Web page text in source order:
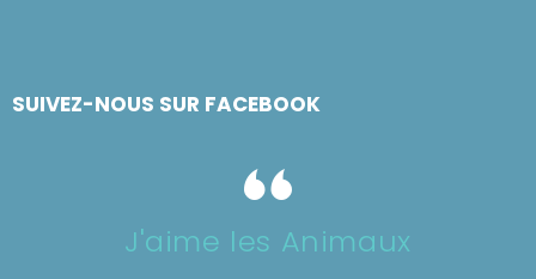
SUIVEZ-NOUS SUR FACEBOOK
J'aime les Animaux